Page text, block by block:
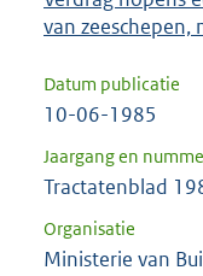
bevestigen.
van zeeschepen,
Datum publicatie
10-06-1985
Jaargang en
Tractatenblad
Organisatie
Ministerie van